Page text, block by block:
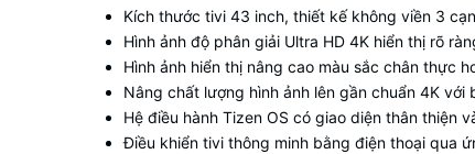
Kích thước tivi 43 inch, thiết kế không viền 3
Hình ảnh độ phân giải Ultra HD 4K hiển thị rõ
Hình ảnh hiển thị nâng cao màu sắc chân thực
Nâng chất lượng hình ảnh lên gần chuẩn 4K với
Hệ điều hành Tizen OS có giao diện thân thiện
Điều khiển tivi thông minh bằng điện thoại qua